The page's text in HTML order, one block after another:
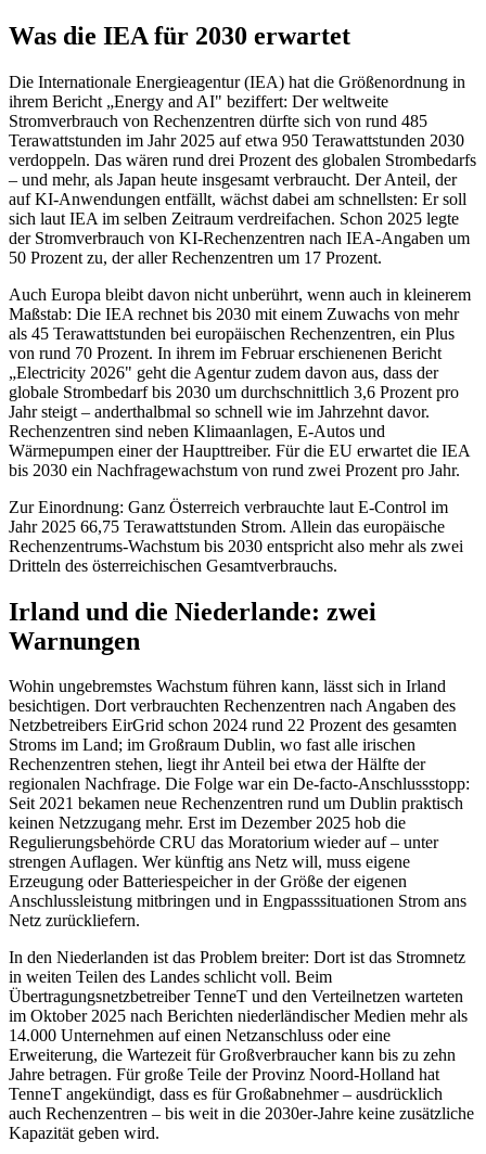
Was die IEA für 2030 erwartet
Die Internationale Energieagentur (IEA) hat die Größenordnung in
ihrem Bericht „Energy and AI" beziffert: Der weltweite
Stromverbrauch von Rechenzentren dürfte sich von rund 485
Terawattstunden im Jahr 2025 auf etwa 950 Terawattstunden 2030
verdoppeln. Das wären rund drei Prozent des globalen Strombedarfs
– und mehr, als Japan heute insgesamt verbraucht. Der Anteil, der
auf KI-Anwendungen entfällt, wächst dabei am schnellsten: Er soll
sich laut IEA im selben Zeitraum verdreifachen. Schon 2025 legte
der Stromverbrauch von KI-Rechenzentren nach IEA-Angaben um
50 Prozent zu, der aller Rechenzentren um 17 Prozent.
Auch Europa bleibt davon nicht unberührt, wenn auch in kleinerem
Maßstab: Die IEA rechnet bis 2030 mit einem Zuwachs von mehr
als 45 Terawattstunden bei europäischen Rechenzentren, ein Plus
von rund 70 Prozent. In ihrem im Februar erschienenen Bericht
„Electricity 2026" geht die Agentur zudem davon aus, dass der
globale Strombedarf bis 2030 um durchschnittlich 3,6 Prozent pro
Jahr steigt – anderthalbmal so schnell wie im Jahrzehnt davor.
Rechenzentren sind neben Klimaanlagen, E-Autos und
Wärmepumpen einer der Haupttreiber. Für die EU erwartet die IEA
bis 2030 ein Nachfragewachstum von rund zwei Prozent pro Jahr.
Zur Einordnung: Ganz Österreich verbrauchte laut E-Control im
Jahr 2025 66,75 Terawattstunden Strom. Allein das europäische
Rechenzentrums-Wachstum bis 2030 entspricht also mehr als zwei
Dritteln des österreichischen Gesamtverbrauchs.
Irland und die Niederlande: zwei
Warnungen
Wohin ungebremstes Wachstum führen kann, lässt sich in Irland
besichtigen. Dort verbrauchten Rechenzentren nach Angaben des
Netzbetreibers EirGrid schon 2024 rund 22 Prozent des gesamten
Stroms im Land; im Großraum Dublin, wo fast alle irischen
Rechenzentren stehen, liegt ihr Anteil bei etwa der Hälfte der
regionalen Nachfrage. Die Folge war ein De-facto-Anschlussstopp:
Seit 2021 bekamen neue Rechenzentren rund um Dublin praktisch
keinen Netzzugang mehr. Erst im Dezember 2025 hob die
Regulierungsbehörde CRU das Moratorium wieder auf – unter
strengen Auflagen. Wer künftig ans Netz will, muss eigene
Erzeugung oder Batteriespeicher in der Größe der eigenen
Anschlussleistung mitbringen und in Engpasssituationen Strom ans
Netz zurückliefern.
In den Niederlanden ist das Problem breiter: Dort ist das Stromnetz
in weiten Teilen des Landes schlicht voll. Beim
Übertragungsnetzbetreiber TenneT und den Verteilnetzen warteten
im Oktober 2025 nach Berichten niederländischer Medien mehr als
14.000 Unternehmen auf einen Netzanschluss oder eine
Erweiterung, die Wartezeit für Großverbraucher kann bis zu zehn
Jahre betragen. Für große Teile der Provinz Noord-Holland hat
TenneT angekündigt, dass es für Großabnehmer – ausdrücklich
auch Rechenzentren – bis weit in die 2030er-Jahre keine zusätzliche
Kapazität geben wird.